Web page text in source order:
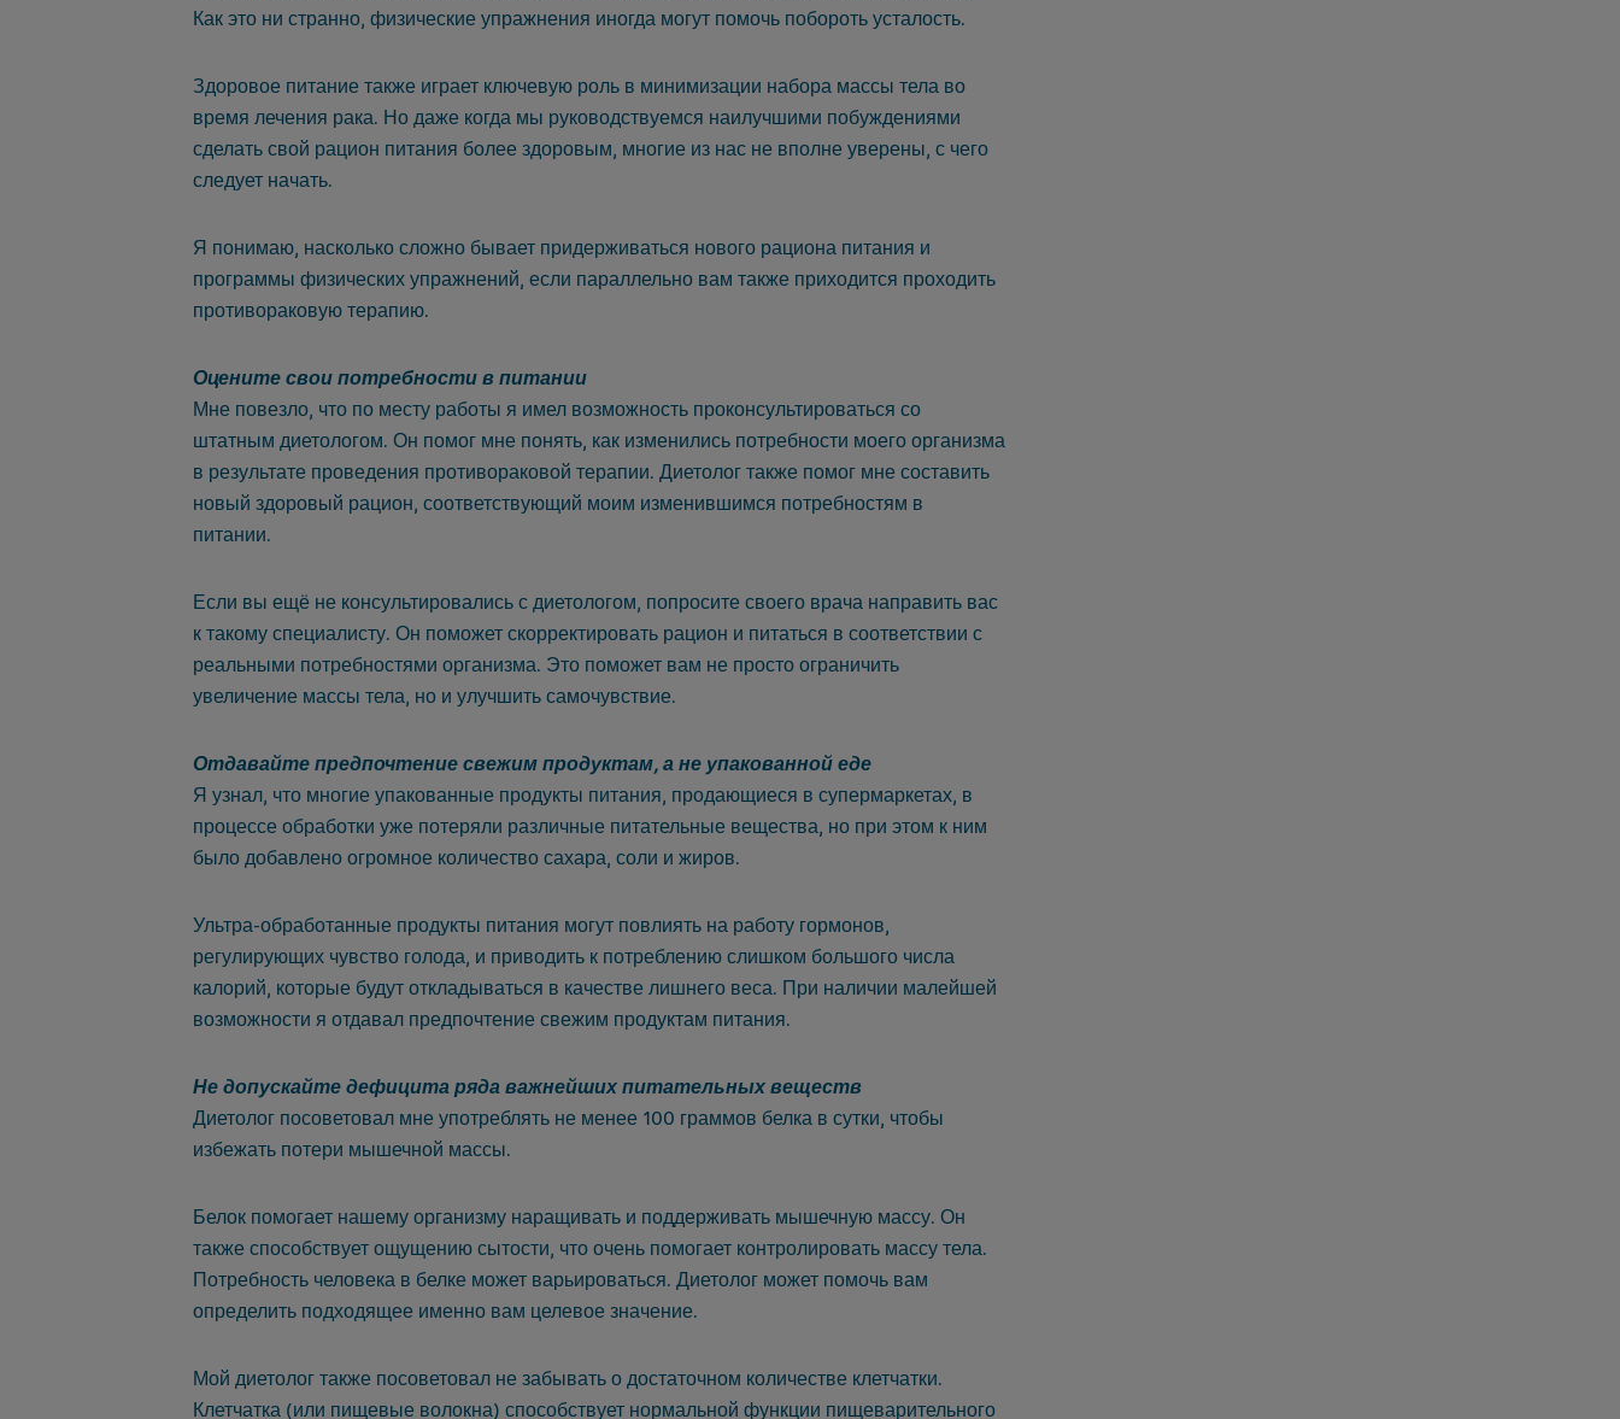
Как это ни странно, физические упражнения иногда могут помочь побороть усталость.
Здоровое питание также играет ключевую роль в минимизации набора массы тела во
время лечения рака. Но даже когда мы руководствуемся наилучшими побуждениями
сделать свой рацион питания более здоровым, многие из нас не вполне уверены, с чего
следует начать.
Я понимаю, насколько сложно бывает придерживаться нового рациона питания и
программы физических упражнений, если параллельно вам также приходится проходить
противораковую терапию.
Оцените свои потребности в питании
Мне повезло, что по месту работы я имел возможность проконсультироваться со
штатным диетологом. Он помог мне понять, как изменились потребности моего организма
в результате проведения противораковой терапии. Диетолог также помог мне составить
новый здоровый рацион, соответствующий моим изменившимся потребностям в
питании.
Если вы ещё не консультировались с диетологом, попросите своего врача направить вас
к такому специалисту. Он поможет скорректировать рацион и питаться в соответствии с
реальными потребностями организма. Это поможет вам не просто ограничить
увеличение массы тела, но и улучшить самочувствие.
Отдавайте предпочтение свежим продуктам, а не упакованной еде
Я узнал, что многие упакованные продукты питания, продающиеся в супермаркетах, в
процессе обработки уже потеряли различные питательные вещества, но при этом к ним
было добавлено огромное количество сахара, соли и жиров.
Ультра-обработанные продукты питания могут повлиять на работу гормонов,
регулирующих чувство голода, и приводить к потреблению слишком большого числа
калорий, которые будут откладываться в качестве лишнего веса. При наличии малейшей
возможности я отдавал предпочтение свежим продуктам питания.
Не допускайте дефицита ряда важнейших питательных веществ
Диетолог посоветовал мне употреблять не менее 100 граммов белка в сутки, чтобы
избежать потери мышечной массы.
Белок помогает нашему организму наращивать и поддерживать мышечную массу. Он
также способствует ощущению сытости, что очень помогает контролировать массу тела.
Потребность человека в белке может варьироваться. Диетолог может помочь вам
определить подходящее именно вам целевое значение.
Мой диетолог также посоветовал не забывать о достаточном количестве клетчатки.
Клетчатка (или пищевые волокна) способствует нормальной функции пищеварительного